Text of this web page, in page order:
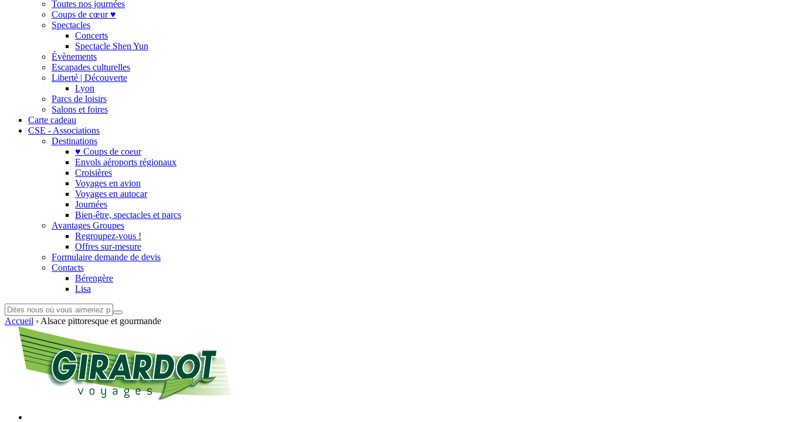
Toutes nos journées
Coups de cœur ♥
Spectacles
Concerts
Spectacle Shen Yun
Évènements
Escapades culturelles
Liberté | Découverte
Lyon
Parcs de loisirs
Salons et foires
Carte cadeau
CSE - Associations
Destinations
♥ Coups de coeur
Envols aéroports régionaux
Croisières
Voyages en avion
Voyages en autocar
Journées
Bien-être, spectacles et parcs
Avantages Groupes
Regroupez-vous !
Offres sur-mesure
Formulaire demande de devis
Contacts
Bérengère
Lisa
Accueil › Alsace pittoresque et gourmande